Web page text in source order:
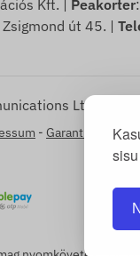
Kft. | Peakorter
út 45. |
Ltd., kõik
- Garantii ja